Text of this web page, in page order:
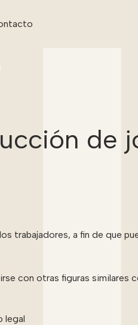
de
trabajadores, a fin de que
con otras figuras similares
legal